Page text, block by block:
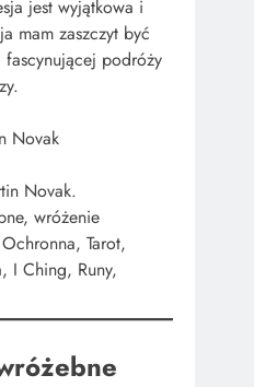
jest wyjątkowa i
mam zaszczyt być
podróży
Novak